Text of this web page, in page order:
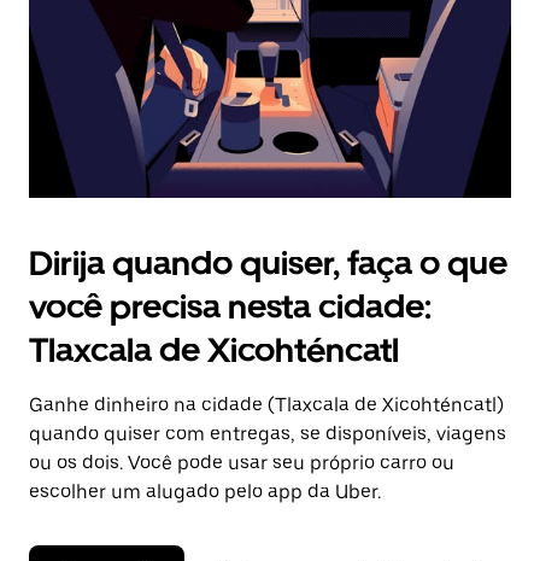
o
calendário.
Dirija quando quiser, faça o que
você precisa nesta cidade:
Tlaxcala de Xicohténcatl
Ganhe dinheiro na cidade (Tlaxcala de Xicohténcatl)
quando quiser com entregas, se disponíveis, viagens
ou os dois. Você pode usar seu próprio carro ou
escolher um alugado pelo app da Uber.